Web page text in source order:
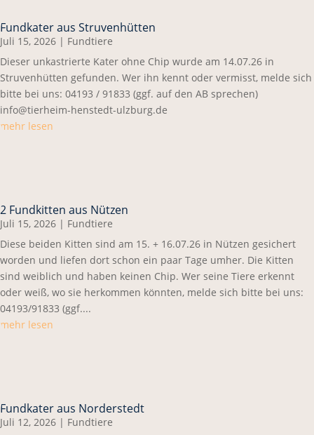
Fundkater aus Struvenhütten
Juli 15, 2026 | Fundtiere
Dieser unkastrierte Kater ohne Chip wurde am 14.07.26 in
Struvenhütten gefunden. Wer ihn kennt oder vermisst, melde sich
bitte bei uns: 04193 / 91833 (ggf. auf den AB sprechen)
info@tierheim-henstedt-ulzburg.de
mehr lesen
2 Fundkitten aus Nützen
Juli 15, 2026 | Fundtiere
Diese beiden Kitten sind am 15. + 16.07.26 in Nützen gesichert
worden und liefen dort schon ein paar Tage umher. Die Kitten
sind weiblich und haben keinen Chip. Wer seine Tiere erkennt
oder weiß, wo sie herkommen könnten, melde sich bitte bei uns:
04193/91833 (ggf....
mehr lesen
Fundkater aus Norderstedt
Juli 12, 2026 | Fundtiere